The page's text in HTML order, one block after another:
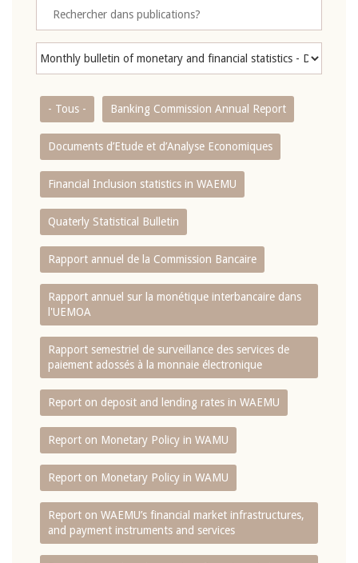
- Tous - Banking Commission Annual Report
Documents d’Etude et d’Analyse Economiques
Financial Inclusion statistics in WAEMU
Quaterly Statistical Bulletin
Rapport annuel de la Commission Bancaire
Rapport annuel sur la monétique interbancaire dans
l'UEMOA
Rapport semestriel de surveillance des services de
paiement adossés à la monnaie électronique
Report on deposit and lending rates in WAEMU
Report on Monetary Policy in WAMU
Report on Monetary Policy in WAMU
Report on WAEMU’s financial market infrastructures,
and payment instruments and services